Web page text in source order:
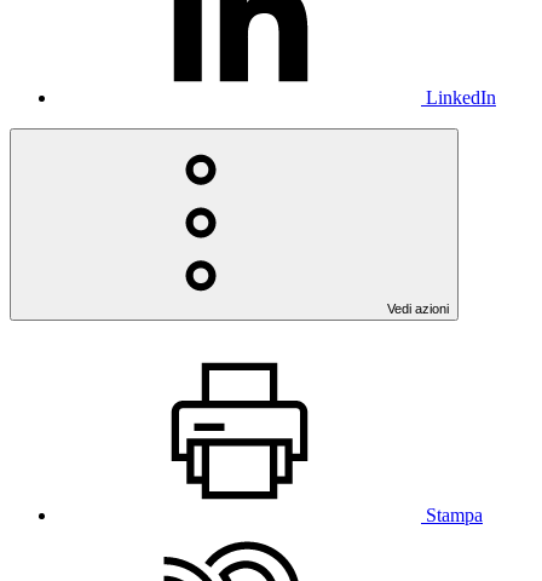
LinkedIn
Vedi azioni
Stampa